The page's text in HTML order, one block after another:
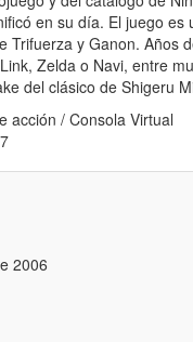
en su día. El juego
Trifuerza y Ganon. Años
Zelda o Navi, entre
del clásico de Shigeru
acción / Consola Virtual
2006